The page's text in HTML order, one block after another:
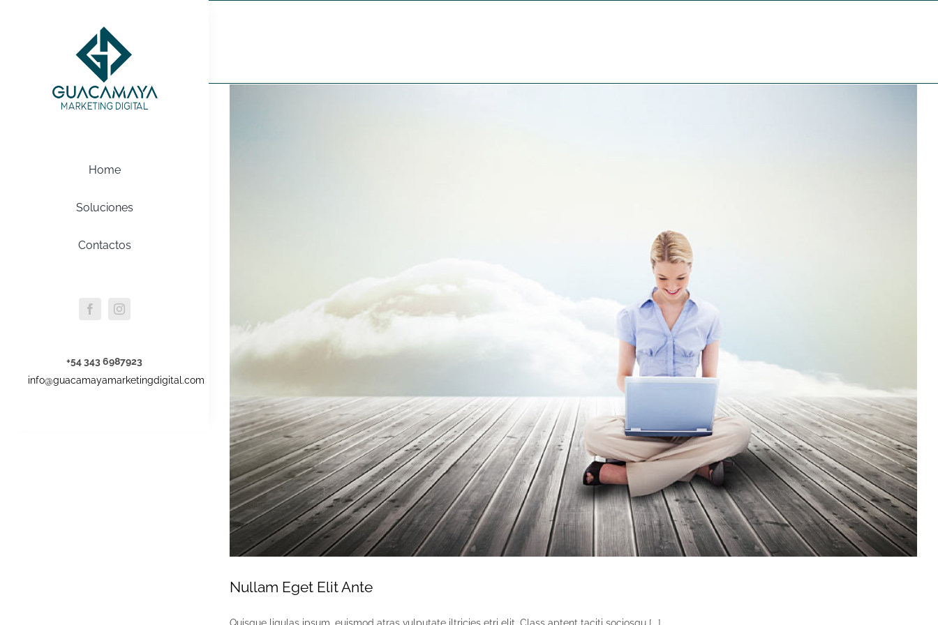
Home
Soluciones
Contactos
+54 343 6987923
info@guacamayamarketingdigital.com
Nullam Eget Elit Ante